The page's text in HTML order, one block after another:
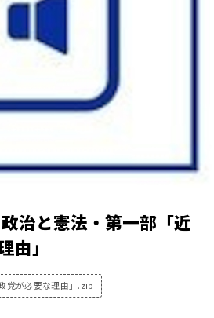
治と憲法・第一部「近
由」
党が必要な理由」.zip